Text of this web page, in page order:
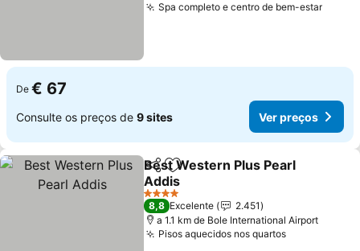
Spa completo e centro de bem-estarVer
De € 67
Consulte os preços de 9 sites Ver preços
PartilharAdicionar aos favoritos
Best Western Plus Pearl
Addis
Ver preços
4 Estrelas
8,8 Excelente
2.451
a 1.1 km de Bole International Airport
Pisos aquecidos nos quartosVer preços